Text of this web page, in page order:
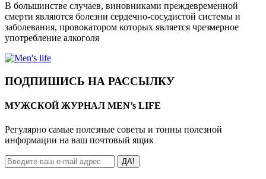
В большинстве случаев, виновниками преждевременной
смерти являются болезни сердечно-сосудистой системы и
заболевания, провокатором которых является чрезмерное
употребление алкоголя
ПОДПИШИСЬ НА РАССЫЛКУ
МУЖСКОЙ ЖУРНАЛ MEN’s LIFE
Регулярно самые полезные советы и тонны полезной
информации на ваш почтовый ящик
ДА!